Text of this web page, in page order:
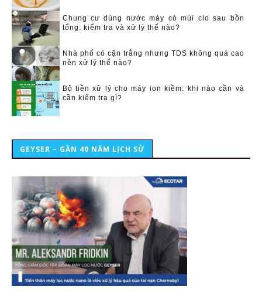
Chung cư dùng nước máy có mùi clo sau bồn
tổng: kiểm tra và xử lý thế nào?
Nhà phố có cặn trắng nhưng TDS không quá cao
nên xử lý thế nào?
Bộ tiền xử lý cho máy ion kiềm: khi nào cần và
cần kiểm tra gì?
GEYSER – GẦN 40 NĂM LỊCH SỬ